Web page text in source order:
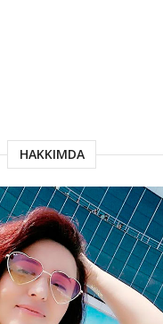
HAKKIMDA